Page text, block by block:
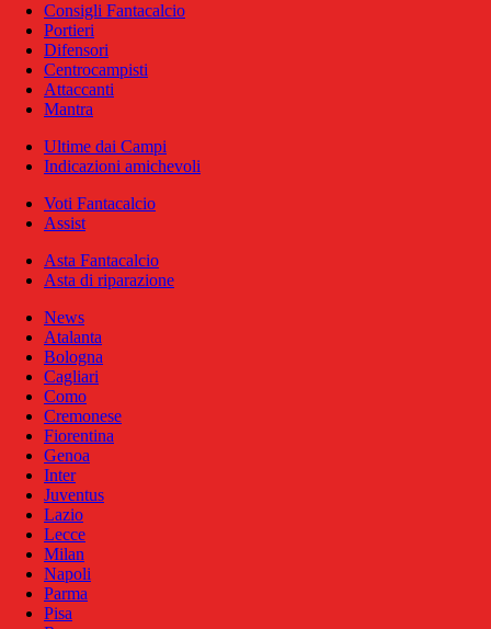
Consigli Fantacalcio
Portieri
Difensori
Centrocampisti
Attaccanti
Mantra
Ultime dai Campi
Indicazioni amichevoli
Voti Fantacalcio
Assist
Asta Fantacalcio
Asta di riparazione
News
Atalanta
Bologna
Cagliari
Como
Cremonese
Fiorentina
Genoa
Inter
Juventus
Lazio
Lecce
Milan
Napoli
Parma
Pisa